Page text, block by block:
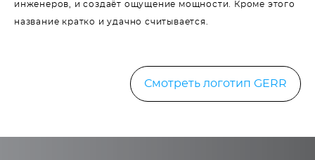
инженеров, и создаёт ощущение мощности. Кроме этого
название кратко и удачно считывается.
Смотреть логотип GERR